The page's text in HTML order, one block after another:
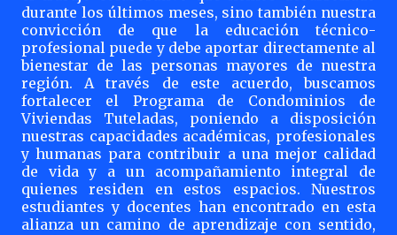
durante los últimos meses, sino también nuestra
convicción de que la educación técnico-
profesional puede y debe aportar directamente al
bienestar de las personas mayores de nuestra
región. A través de este acuerdo, buscamos
fortalecer el Programa de Condominios de
Viviendas Tuteladas, poniendo a disposición
nuestras capacidades académicas, profesionales
y humanas para contribuir a una mejor calidad
de vida y a un acompañamiento integral de
quienes residen en estos espacios. Nuestros
estudiantes y docentes han encontrado en esta
alianza un camino de aprendizaje con sentido,